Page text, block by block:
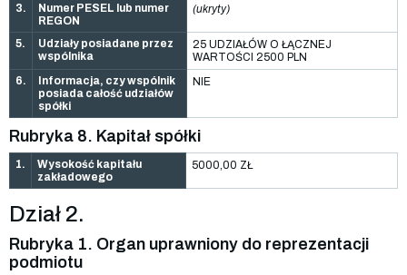
3.
Numer PESEL lub numer
REGON
(ukryty)
5.
Udziały posiadane przez
wspólnika
25 UDZIAŁÓW O ŁĄCZNEJ
WARTOŚCI 2500 PLN
6.
Informacja, czy wspólnik
posiada całość udziałów
spółki
NIE
Rubryka 8. Kapitał spółki
1.
Wysokość kapitału
zakładowego
5000,00 ZŁ
Dział 2.
Rubryka 1. Organ uprawniony do reprezentacji
podmiotu